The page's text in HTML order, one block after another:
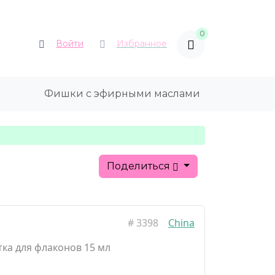
Войти Избранное
0
Фишки с эфирными маслами
Поделиться
#3398
China
для флаконов 15 мл